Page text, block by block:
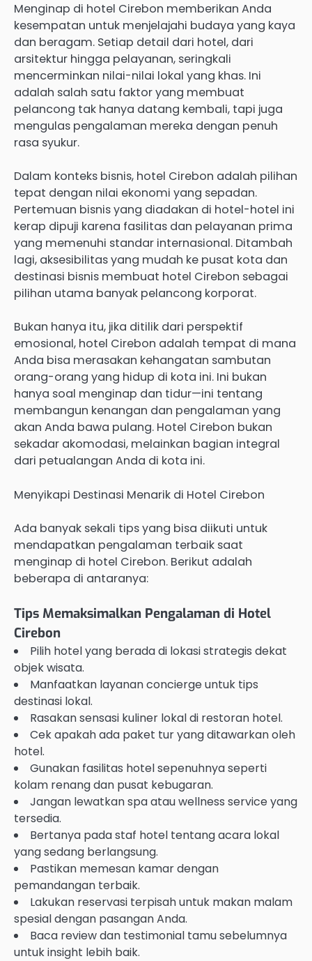
Menginap di hotel Cirebon memberikan Anda
kesempatan untuk menjelajahi budaya yang kaya
dan beragam. Setiap detail dari hotel, dari
arsitektur hingga pelayanan, seringkali
mencerminkan nilai-nilai lokal yang khas. Ini
adalah salah satu faktor yang membuat
pelancong tak hanya datang kembali, tapi juga
mengulas pengalaman mereka dengan penuh
rasa syukur.
Dalam konteks bisnis, hotel Cirebon adalah pilihan
tepat dengan nilai ekonomi yang sepadan.
Pertemuan bisnis yang diadakan di hotel-hotel ini
kerap dipuji karena fasilitas dan pelayanan prima
yang memenuhi standar internasional. Ditambah
lagi, aksesibilitas yang mudah ke pusat kota dan
destinasi bisnis membuat hotel Cirebon sebagai
pilihan utama banyak pelancong korporat.
Bukan hanya itu, jika ditilik dari perspektif
emosional, hotel Cirebon adalah tempat di mana
Anda bisa merasakan kehangatan sambutan
orang-orang yang hidup di kota ini. Ini bukan
hanya soal menginap dan tidur—ini tentang
membangun kenangan dan pengalaman yang
akan Anda bawa pulang. Hotel Cirebon bukan
sekadar akomodasi, melainkan bagian integral
dari petualangan Anda di kota ini.
Menyikapi Destinasi Menarik di Hotel Cirebon
Ada banyak sekali tips yang bisa diikuti untuk
mendapatkan pengalaman terbaik saat
menginap di hotel Cirebon. Berikut adalah
beberapa di antaranya:
Tips Memaksimalkan Pengalaman di Hotel
Cirebon
Pilih hotel yang berada di lokasi strategis dekat
objek wisata.
Manfaatkan layanan concierge untuk tips
destinasi lokal.
Rasakan sensasi kuliner lokal di restoran hotel.
Cek apakah ada paket tur yang ditawarkan oleh
hotel.
Gunakan fasilitas hotel sepenuhnya seperti
kolam renang dan pusat kebugaran.
Jangan lewatkan spa atau wellness service yang
tersedia.
Bertanya pada staf hotel tentang acara lokal
yang sedang berlangsung.
Pastikan memesan kamar dengan
pemandangan terbaik.
Lakukan reservasi terpisah untuk makan malam
spesial dengan pasangan Anda.
Baca review dan testimonial tamu sebelumnya
untuk insight lebih baik.